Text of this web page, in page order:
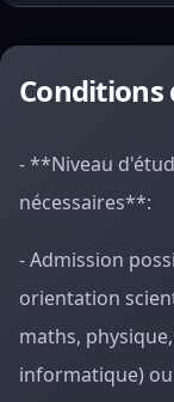
Conditions
- **Niveau
nécessaires**:
- Admission
orientation
maths,
informatique) ou